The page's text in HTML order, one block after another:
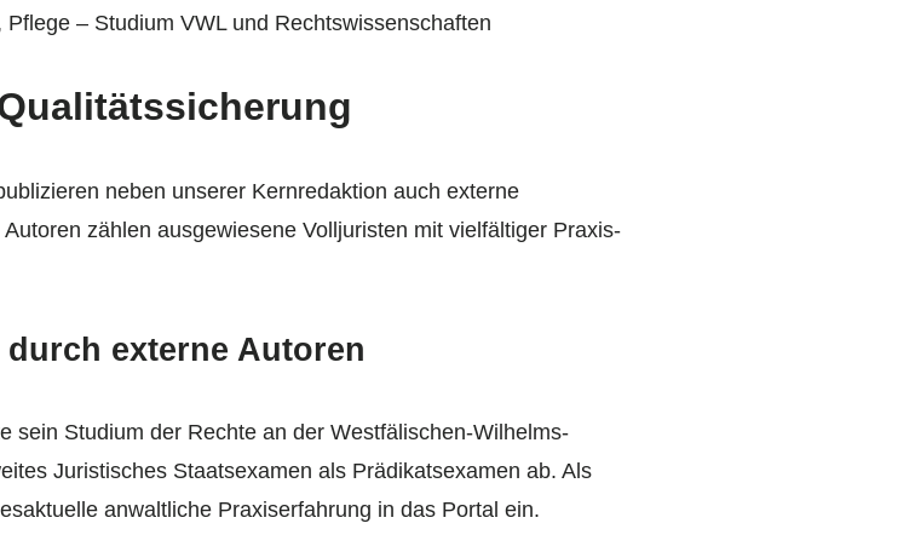
– Studium VWL und Rechtswissenschaften
neben unserer Kernredaktion auch externe
zählen ausgewiesene Volljuristen mit vielfältiger Praxis-
externe Autoren
sein Studium der Rechte an der Westfälischen-Wilhelms-
Juristisches Staatsexamen als Prädikatsexamen ab. Als
anwaltliche Praxiserfahrung in das Portal ein.